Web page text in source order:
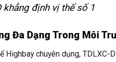
khẳng định vị thế số 1
Đa Dạng Trong Môi
Highbay chuyên dụng, TDLXC-